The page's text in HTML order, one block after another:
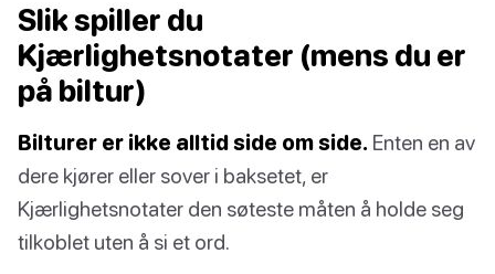
Slik spiller du
Kjærlighetsnotater (mens du er
på biltur)
Bilturer er ikke alltid side om side. Enten en av
dere kjører eller sover i baksetet, er
Kjærlighetsnotater den søteste måten å holde seg
tilkoblet uten å si et ord.